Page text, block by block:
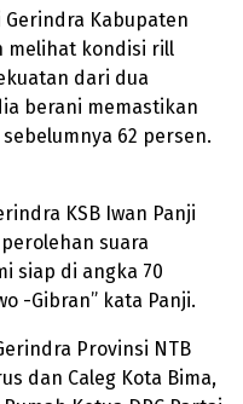
Gerindra Kabupaten
melihat kondisi rill
dari dua
berani memastikan
62 persen.
KSB Iwan Panji
suara
siap di angka 70
-Gibran” kata Panji.
Provinsi NTB
dan Caleg Kota Bima,